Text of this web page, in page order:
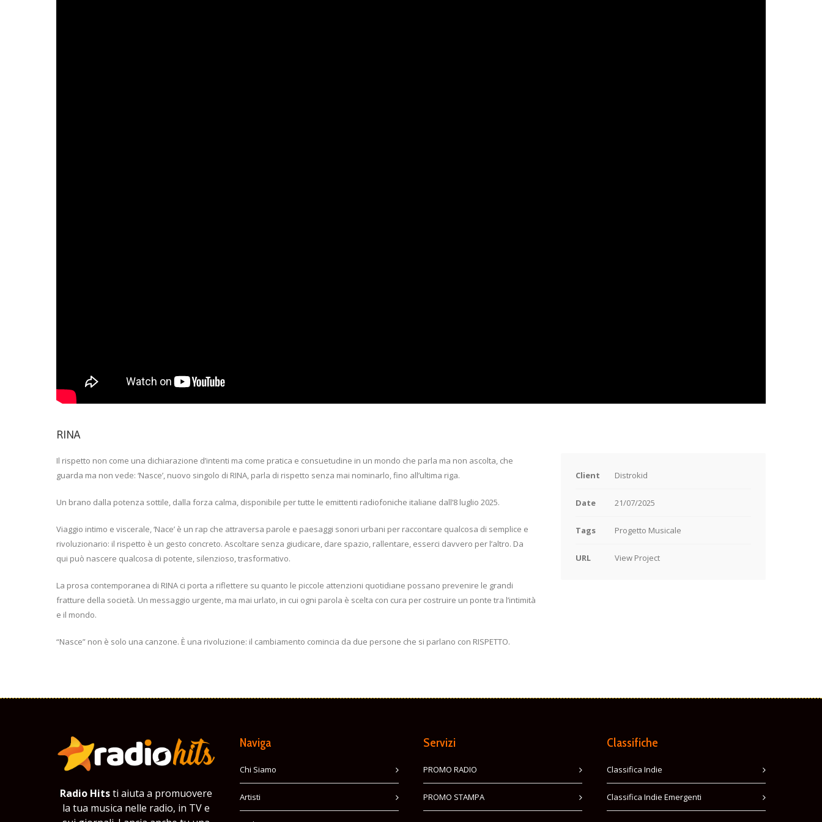
RINA
Il rispetto non come una dichiarazione d’intenti ma come pratica e consuetudine in un mondo che parla ma non ascolta, che
guarda ma non vede: ‘Nasce’, nuovo singolo di RINA, parla di rispetto senza mai nominarlo, fino all’ultima riga.
Un brano dalla potenza sottile, dalla forza calma, disponibile per tutte le emittenti radiofoniche italiane dall’8 luglio 2025.
Viaggio intimo e viscerale, ‘Nace’ è un rap che attraversa parole e paesaggi sonori urbani per raccontare qualcosa di semplice e
rivoluzionario: il rispetto è un gesto concreto. Ascoltare senza giudicare, dare spazio, rallentare, esserci davvero per l’altro. Da
qui può nascere qualcosa di potente, silenzioso, trasformativo.
La prosa contemporanea di RINA ci porta a riflettere su quanto le piccole attenzioni quotidiane possano prevenire le grandi
fratture della società. Un messaggio urgente, ma mai urlato, in cui ogni parola è scelta con cura per costruire un ponte tra l’intimità
e il mondo.
“Nasce” non è solo una canzone. È una rivoluzione: il cambiamento comincia da due persone che si parlano con RISPETTO.
Client Distrokid
Date 21/07/2025
Tags Progetto Musicale
URL View Project
Radio Hitsti aiuta a promuovere
la tua musica nelle radio, in TV e
Naviga
Chi Siamo
Artisti
Servizi
PROMO RADIO
PROMO STAMPA
Classifiche
Classifica Indie
Classifica Indie Emergenti